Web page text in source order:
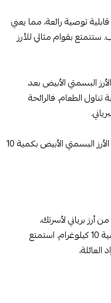
توصية رائعة، مما يعني
بقوام مثالي للأرز
البسمتي الأبيض بعد
الطعام. فالرائحة
إليكم الجدول التالي الذي يوضح مواصفات الأرز البسمتي الأبيض بكمية 10
أرز برياني لأسرتك،
فلا تتردد في اختيار الأرز البسمتي الأبيض بكمية 10 كيلوغرام. استمتع